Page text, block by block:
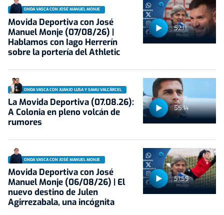
52:11
ONDA VASCA CON JOSÉ MANUEL MONJE
Movida Deportiva con José
Manuel Monje (07/08/26) |
Hablamos con Iago Herrerín
sobre la portería del Athletic
55:14
ONDA VASCA CON JUANJO LUSA Y SAMU VALCÁRCEL
La Movida Deportiva (07.08.26):
A Colonia en pleno volcán de
rumores
51:59
ONDA VASCA CON JOSÉ MANUEL MONJE
Movida Deportiva con José
Manuel Monje (06/08/26) | El
nuevo destino de Julen
Agirrezabala, una incógnita